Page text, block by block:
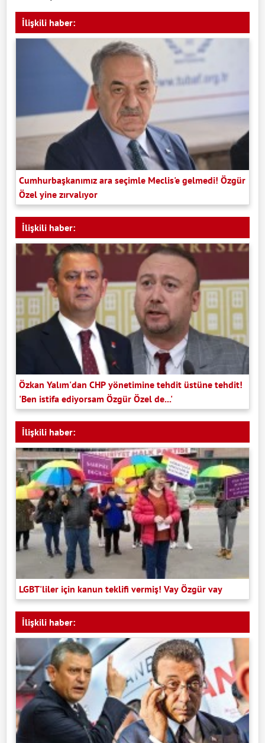
İlişkili haber:
Cumhurbaşkanımız ara seçimle Meclis'e gelmedi! Özgür
Özel yine zırvalıyor
İlişkili haber:
Özkan Yalım'dan CHP yönetimine tehdit üstüne tehdit!
'Ben istifa ediyorsam Özgür Özel de...'
İlişkili haber:
LGBT'liler için kanun teklifi vermiş! Vay Özgür vay
İlişkili haber: